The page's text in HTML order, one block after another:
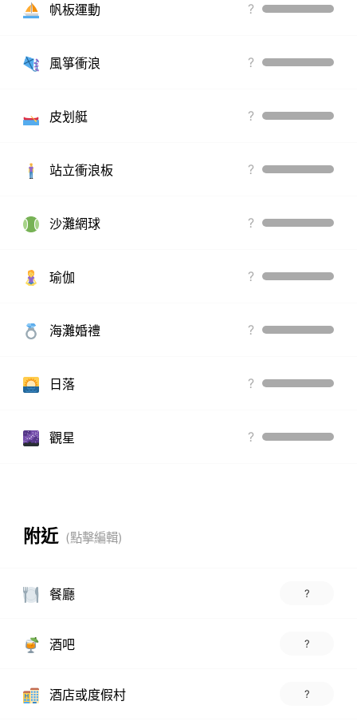
帆板運動 ?
風箏衝浪 ?
皮划艇 ?
站立衝浪板 ?
沙灘網球 ?
瑜伽 ?
海灘婚禮 ?
日落 ?
觀星 ?
附近
餐廳 ?
酒吧 ?
酒店或度假村 ?